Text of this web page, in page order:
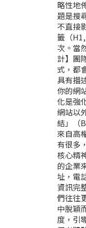
略性地
題是搜
不直接
籤（
次。當
計】團
式，都
具有描
你的網
化是強
網站以
結」（
來自高
有很多
核心精
的企業
址，電
資訊完
們往往
中脫穎
度，引